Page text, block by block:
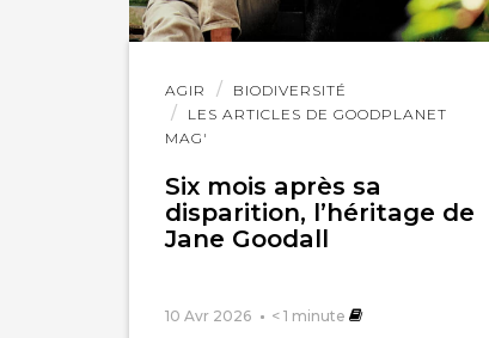
AGIR
BIODIVERSITÉ
LES ARTICLES DE GOODPLANET
MAG'
Six mois après sa
disparition, l’héritage de
Jane Goodall
10 Avr 2026 < 1 minute
Lire
l'article